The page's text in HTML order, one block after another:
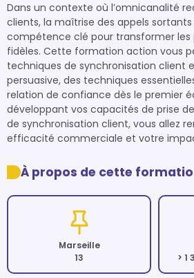
Dans un contexte où l’omnicanalité
clients, la maîtrise des appels
compétence clé pour transformer les
fidèles. Cette formation action vous
techniques de synchronisation client
persuasive, des techniques
relation de confiance dès le premier
développant vos capacités de prise
de synchronisation client, vous allez
efficacité commerciale et votre
À propos de cette
Marseille
13
> 1